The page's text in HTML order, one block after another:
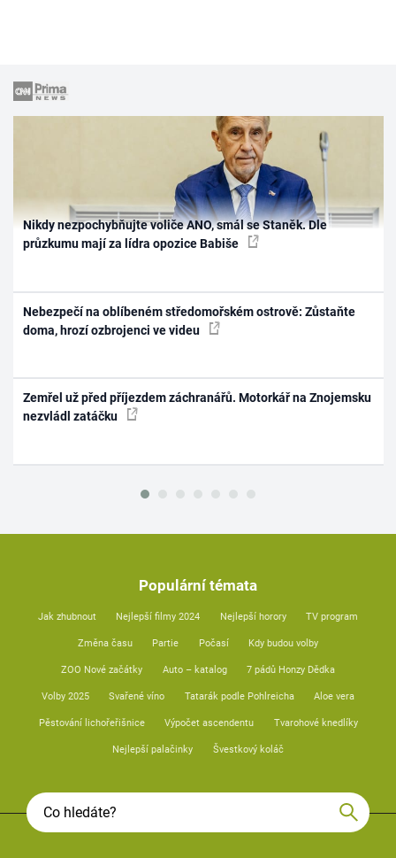
Nikdy nezpochybňujte voliče ANO, smál se Staněk. Dle
průzkumu mají za lídra opozice Babiše
Nebezpečí na oblíbeném středomořském ostrově: Zůstaňte
doma, hrozí ozbrojenci ve videu
Zemřel už před příjezdem záchranářů. Motorkář na Znojemsku
nezvládl zatáčku
Populární témata
Jak zhubnout Nejlepší filmy 2024 Nejlepší horory TV program
Změna času Partie Počasí Kdy budou volby
ZOO Nové začátky Auto – katalog 7 pádů Honzy Dědka
Volby 2025 Svařené víno Tatarák podle Pohlreicha Aloe vera
Pěstování lichořeřišnice Výpočet ascendentu Tvarohové knedlíky
Nejlepší palačinky Švestkový koláč